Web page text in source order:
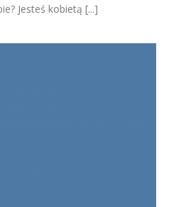
Jesteś kobietą [...]